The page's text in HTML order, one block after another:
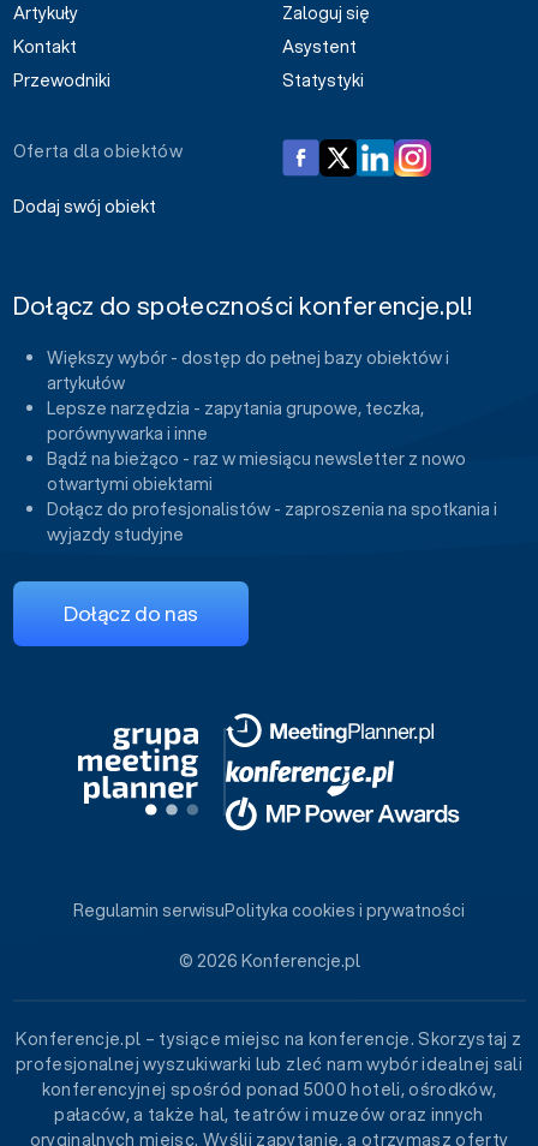
Artykuły
Kontakt
Przewodniki
Zaloguj się
Asystent
Statystyki
Oferta dla obiektów
Dodaj swój obiekt
Dołącz do społeczności konferencje.pl!
Większy wybór - dostęp do pełnej bazy obiektów i
artykułów
Lepsze narzędzia - zapytania grupowe, teczka,
porównywarka i inne
Bądź na bieżąco - raz w miesiącu newsletter z nowo
otwartymi obiektami
Dołącz do profesjonalistów - zaproszenia na spotkania i
wyjazdy studyjne
Dołącz do nas
© 2026 Konferencje.pl
Regulamin serwisuPolityka cookies i prywatności
Konferencje.pl – tysiące miejsc na konferencje. Skorzystaj z
profesjonalnej wyszukiwarki lub zleć nam wybór idealnej sali
konferencyjnej spośród ponad 5000 hoteli, ośrodków,
pałaców, a także hal, teatrów i muzeów oraz innych
oryginalnych miejsc. Wyślij zapytanie, a otrzymasz oferty